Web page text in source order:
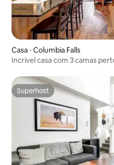
Casa ⋅ Columbia Falls
Incrível casa com 3 camas
Superhost
Superhost